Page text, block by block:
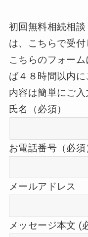
初回無料相続相
は、こちらで受付
こちらのフォー
ば４８時間以内に
内容は簡単にご入
氏名（必須）
お電話番号（必須
メールアドレス
メッセージ本文 (